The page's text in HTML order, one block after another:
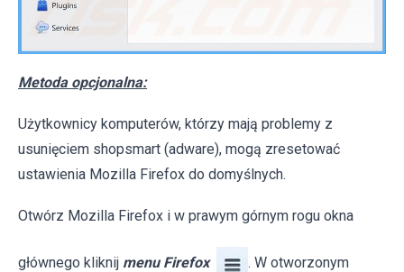
Metoda opcjonalna:
Użytkownicy komputerów, którzy mają problemy z
usunięciem shopsmart (adware), mogą zresetować
ustawienia Mozilla Firefox do domyślnych.
Otwórz Mozilla Firefox i w prawym górnym rogu okna
głównego kliknij menu Firefox . W otworzonym